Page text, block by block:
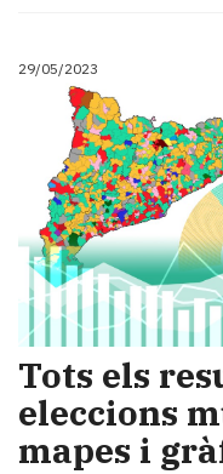
29/05/2023
Tots els
eleccions
mapes i